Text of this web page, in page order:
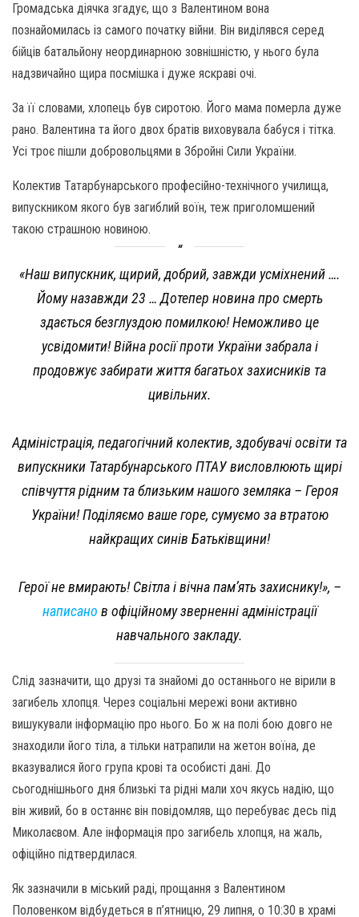
Громадська діячка згадує, що з Валентином вона
познайомилась із самого початку війни. Він виділявся серед
бійців батальйону неординарною зовнішністю, у нього була
надзвичайно щира посмішка і дуже яскраві очі.
За її словами, хлопець був сиротою. Його мама померла дуже
рано. Валентина та його двох братів виховувала бабуся і тітка.
Усі троє пішли добровольцями в Збройні Сили України.
Колектив Татарбунарського професійно-технічного училища,
випускником якого був загиблий воїн, теж приголомшений
такою страшною новиною.
«Наш випускник, щирий, добрий, завжди усміхнений ….
Йому назавжди 23 … Дотепер новина про смерть
здається безглуздою помилкою! Неможливо це
усвідомити! Війна росії проти України забрала і
продовжує забирати життя багатьох захисників та
цивільних.
Адміністрація, педагогічний колектив, здобувачі освіти та
випускники Татарбунарського ПТАУ висловлюють щирі
співчуття рідним та близьким нашого земляка – Героя
України! Поділяємо ваше горе, сумуємо за втратою
найкращих синів Батьківщини!
Герої не вмирають! Світла і вічна пам’ять захиснику!», –
написано в офіційному зверненні адміністрації
навчального закладу.
Слід зазначити, що друзі та знайомі до останнього не вірили в
загибель хлопця. Через соціальні мережі вони активно
вишукували інформацію про нього. Бо ж на полі бою довго не
знаходили його тіла, а тільки натрапили на жетон воїна, де
вказувалися його група крові та особисті дані. До
сьогоднішнього дня близькі та рідні мали хоч якусь надію, що
він живий, бо в останнє він повідомляв, що перебуває десь під
Миколаєвом. Але інформація про загибель хлопця, на жаль,
офіційно підтвердилася.
Як зазначили в міський раді, прощання з Валентином
Половенком відбудеться в п’ятницю, 29 липня, о 10:30 в храмі